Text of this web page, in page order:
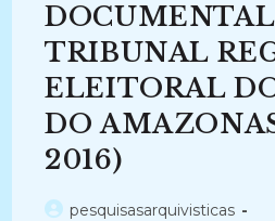
E
Comarca
De
Humaitá
(2015-
2016)
TRIBUNAL
ELEITORAL
DO
2016)
Autorpesquisasarquivisticas